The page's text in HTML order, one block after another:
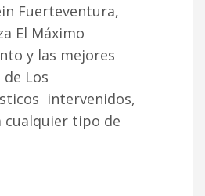
Fuerteventura,
El Máximo
y las mejores
Los
intervenidos,
cualquier tipo de